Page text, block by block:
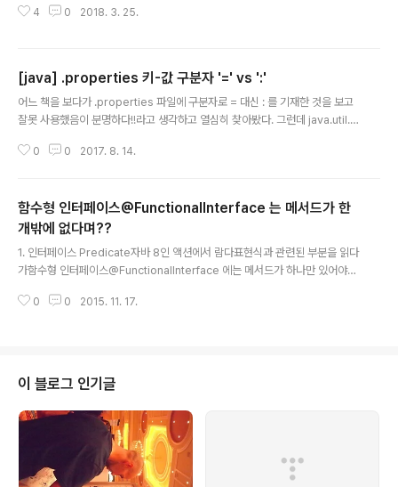
질 것으로 예상된다. @_@);; 뭐 일단 하나씩...
4 0 2018. 3. 25.
[java] .properties 키-값 구분자 '=' vs ':'
어느 책을 보다가 .properties 파일에 구분자로 = 대신 : 를 기재한 것을 보고
잘못 사용했음이 분명하다!!라고 생각하고 열심히 찾아봤다. 그런데 java.util.P
key contains all of the characters in the line starting with the first
ator. All of these key termination characters ..
0 0 2017. 8. 14.
함수형 인터페이스@FunctionalInterface 는 메서드가 한
개밖에 없다며??
1. 인터페이스 Predicate자바 8인 액션에서 람다표현식과 관련된 부분을 읽다
가함수형 인터페이스@FunctionalInterface 에는 메서드가 하나만 있어야
ate을 포함하고 있다는 이야기가 나온다.이게 어떻게 가능한거지??이는 JDK8
s {@link #test(Object)}. * * @param the..
0 0 2015. 11. 17.
이 블로그 인기글